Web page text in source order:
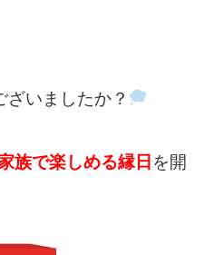
いましたか？
族で楽しめる縁日 を開